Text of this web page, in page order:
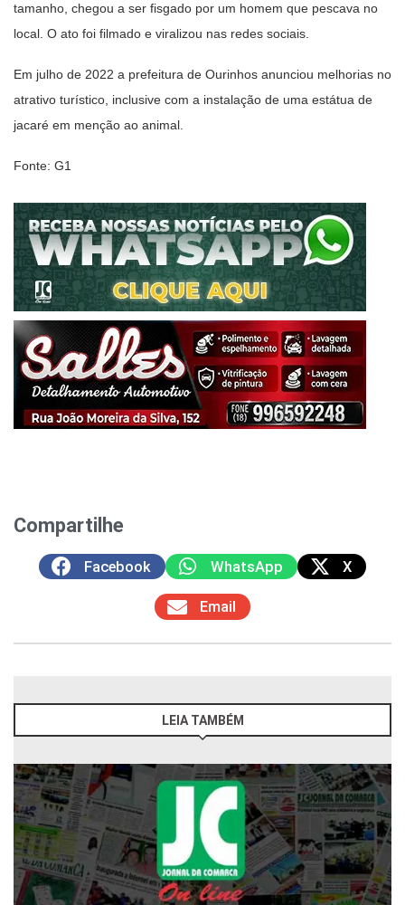
tamanho, chegou a ser fisgado por um homem que pescava no
local. O ato foi filmado e viralizou nas redes sociais.
Em julho de 2022 a prefeitura de Ourinhos anunciou melhorias no
atrativo turístico, inclusive com a instalação de uma estátua de
jacaré em menção ao animal.
Fonte: G1
Compartilhe
Facebook WhatsApp X
Email
LEIA TAMBÉM